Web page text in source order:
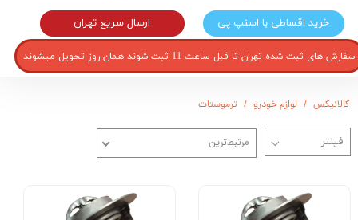
خرید اقساطی با اسنپ پی ارسال سریع تهران
سفارش های ثبت شده تهران تا قبل ساعت 11 ثبت شوند همان روز تحویل میشوند
کالانیکس لوازم خودرو ترموستات
مرتبط‌ترین